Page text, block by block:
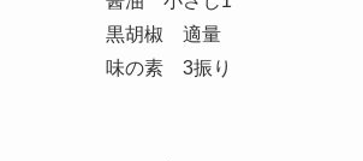
醤油 小さじ1
黒胡椒 適量
味の素 3振り